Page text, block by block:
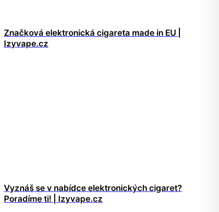
Značková elektronická cigareta made in EU |
Izyvape.cz
Vyznáš se v nabídce elektronických cigaret?
Poradíme ti! | Izyvape.cz